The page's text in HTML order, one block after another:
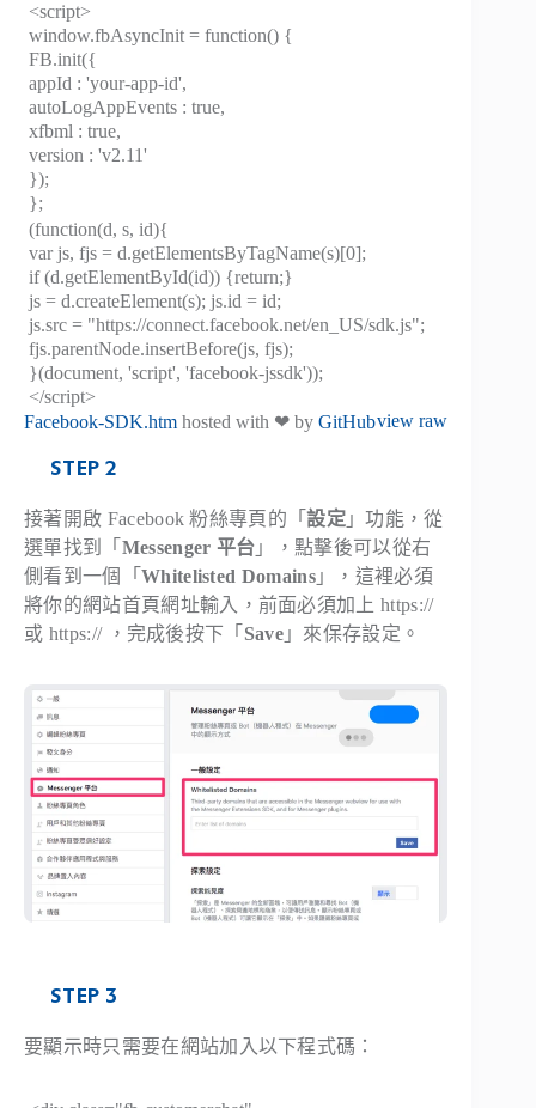
<script>
window.fbAsyncInit = function() {
FB.init({
appId : 'your-app-id',
autoLogAppEvents : true,
xfbml : true,
version : 'v2.11'
});
};
(function(d, s, id){
var js, fjs = d.getElementsByTagName(s)[0];
if (d.getElementById(id)) {return;}
js = d.createElement(s); js.id = id;
js.src = "https://connect.facebook.net/en_US/sdk.js";
fjs.parentNode.insertBefore(js, fjs);
}(document, 'script', 'facebook-jssdk'));
</script>
view raw
Facebook-SDK.htm hosted with ❤ by GitHub
STEP 2
接著開啟 Facebook 粉絲專頁的「設定 」功能，從
選單找到「 Messenger 平台 」，點擊後可以從右
側看到一個「 Whitelisted Domains 」，這裡必須
將你的網站首頁網址輸入，前面必須加上 https://
或 https:// ，完成後按下「 Save 」來保存設定。
STEP 3
要顯示時只需要在網站加入以下程式碼：